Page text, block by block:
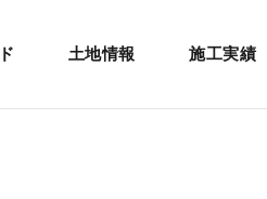
土地情報 施工実績